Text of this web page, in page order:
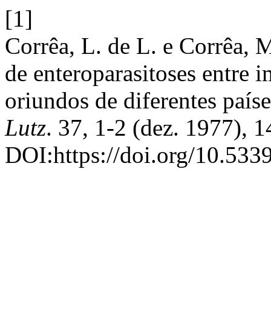
[1]
Corrêa, L. de L. e Corrêa,
de enteroparasitoses entre
oriundos de diferentes
Lutz. 37, 1-2 (dez. 1977),
DOI:https://doi.org/